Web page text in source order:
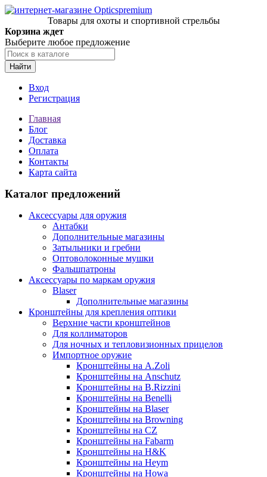
Товары для охоты и спортивной стрельбы
Корзина ждет
Выберите любое предложение
Найти
Вход
Регистрация
Главная
Блог
Доставка
Оплата
Контакты
Карта сайта
Каталог предложений
Аксессуары для оружия
Антабки
Дополнительные магазины
Затыльники и гребни
Оптоволоконные мушки
Фальшпатроны
Аксессуары по маркам оружия
Blaser
Дополнительные магазины
Кронштейны для крепления оптики
Верхние части кронштейнов
Для коллиматоров
Для ночных и тепловизионных прицелов
Импортное оружие
Кронштейны на A.Zoli
Кронштейны на Anschutz
Кронштейны на B.Rizzini
Кронштейны на Benelli
Кронштейны на Blaser
Кронштейны на Browning
Кронштейны на CZ
Кронштейны на Fabarm
Кронштейны на H&K
Кронштейны на Heym
Кронштейны на Howa